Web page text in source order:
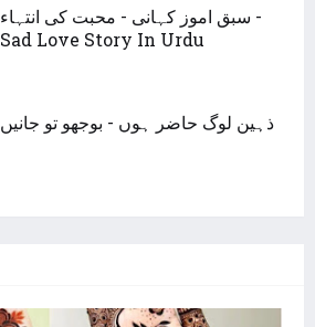
سبق اموز کہانی - محبت کی انتہاء -
Sad Love Story In Urdu
ذہین لوگ حاضر ہوں - بوجھو تو جانیں